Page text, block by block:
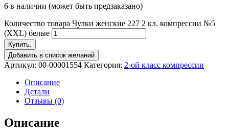
6 в наличии (может быть предзаказано)
Количество товара Чулки женские 227 2 кл. компрессии №5
(XXL) белые
Купить.
Добавить в список желаний
Артикул: 00-00001554 Категория: 2-ой класс компрессии
Описание
Детали
Отзывы (0)
Описание